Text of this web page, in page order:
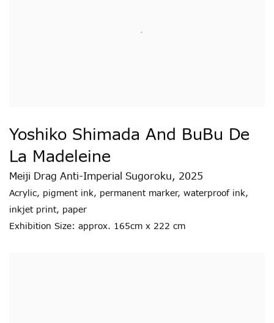
Yoshiko Shimada And BuBu De
La Madeleine
Meiji Drag Anti-Imperial Sugoroku, 2025
Acrylic, pigment ink, permanent marker, waterproof ink,
inkjet print, paper
Exhibition Size: approx. 165cm x 222 cm